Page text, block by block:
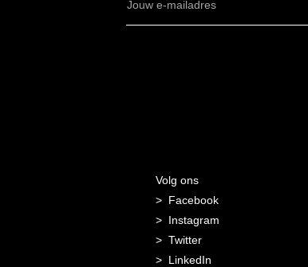
Volg ons
Facebook
Instagram
Twitter
LinkedIn